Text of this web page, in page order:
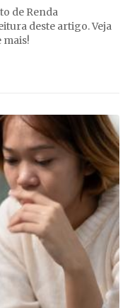
de Renda
deste artigo. Veja
mais!